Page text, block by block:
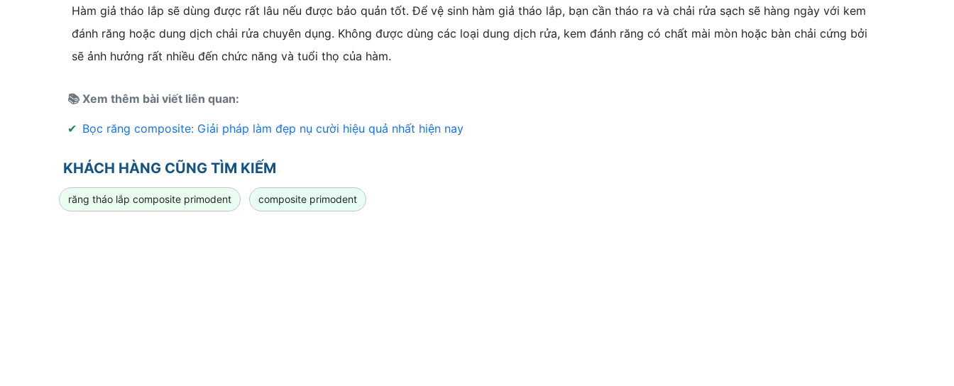
Hàm giả tháo lắp sẽ dùng được rất lâu nếu được bảo quản tốt. Để vệ sinh hàm giả tháo lắp, bạn cần tháo ra và chải rửa sạch sẽ hàng ngày với kem
đánh răng hoặc dung dịch chải rửa chuyên dụng. Không được dùng các loại dung dịch rửa, kem đánh răng có chất mài mòn hoặc bàn chải cứng bởi
sẽ ảnh hưởng rất nhiều đến chức năng và tuổi thọ của hàm.
📚 Xem thêm bài viết liên quan:
✔ Bọc răng composite: Giải pháp làm đẹp nụ cười hiệu quả nhất hiện nay
KHÁCH HÀNG CŨNG TÌM KIẾM
răng tháo lắp composite primodent composite primodent